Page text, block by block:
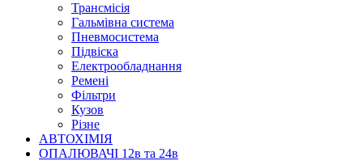
Трансмісія
Гальмівна система
Пневмосистема
Підвіска
Електрообладнання
Ремені
Фільтри
Кузов
Різне
АВТОХІМІЯ
ОПАЛЮВАЧІ 12в та 24в